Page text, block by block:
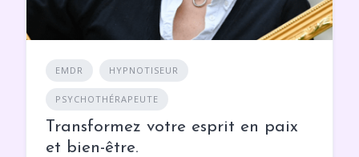
EMDR HYPNOTISEUR
PSYCHOTHÉRAPEUTE
Transformez votre esprit en paix
et bien-être.